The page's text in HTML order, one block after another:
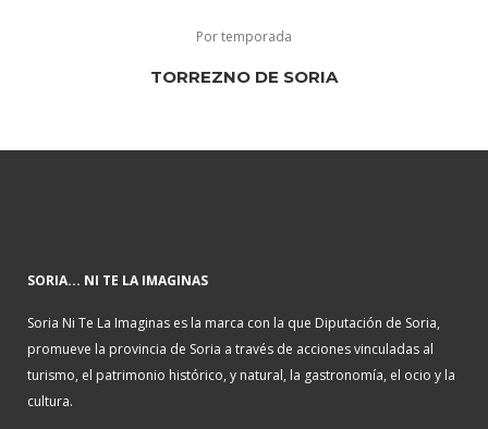
Por temporada
TORREZNO DE SORIA
SORIA... NI TE LA IMAGINAS
Soria Ni Te La Imaginas es la marca con la que Diputación de Soria,
promueve la provincia de Soria a través de acciones vinculadas al
turismo, el patrimonio histórico, y natural, la gastronomía, el ocio y la
cultura.